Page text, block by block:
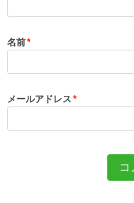
名前*
メールアドレス *